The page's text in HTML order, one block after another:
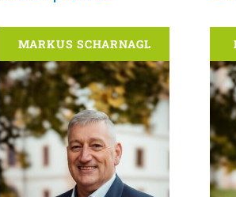
MARKUS SCHARNAGL